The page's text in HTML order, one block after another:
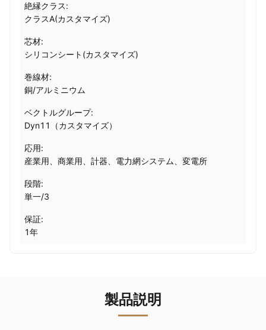
絶縁クラス:
クラスA(カスタマイズ)
芯材:
シリコンシート(カスタマイズ)
巻線材:
銅/アルミニウム
ベクトルグループ:
Dyn11（カスタマイズ）
応用:
産業用、商業用、計器、電力網システム、変電所
段階:
単一/3
保証:
1年
製品説明